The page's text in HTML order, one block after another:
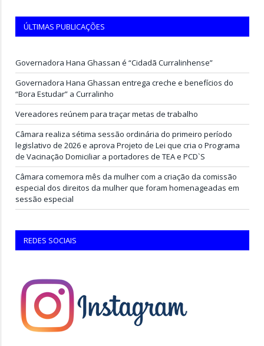
ÚLTIMAS PUBLICAÇÕES
Governadora Hana Ghassan é “Cidadã Curralinhense”
Governadora Hana Ghassan entrega creche e benefícios do
“Bora Estudar” a Curralinho
Vereadores reúnem para traçar metas de trabalho
Câmara realiza sétima sessão ordinária do primeiro período
legislativo de 2026 e aprova Projeto de Lei que cria o Programa
de Vacinação Domiciliar a portadores de TEA e PCD`S
Câmara comemora mês da mulher com a criação da comissão
especial dos direitos da mulher que foram homenageadas em
sessão especial
REDES SOCIAIS